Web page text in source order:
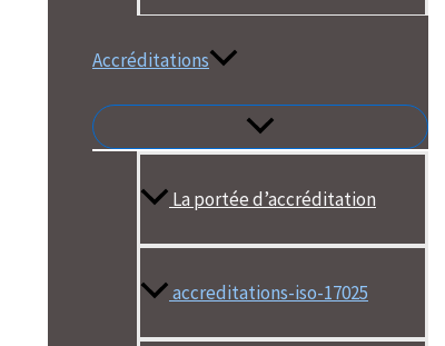
Accréditations
La portée d’accréditation
accreditations-iso-17025